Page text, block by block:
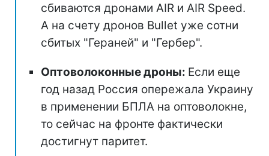
сбиваются дронами AIR и AIR Speed.
А на счету дронов Bullet уже сотни
сбитых "Гераней" и "Гербер".
Оптоволоконные дроны: Если еще
год назад Россия опережала Украину
в применении БПЛА на оптоволокне,
то сейчас на фронте фактически
достигнут паритет.